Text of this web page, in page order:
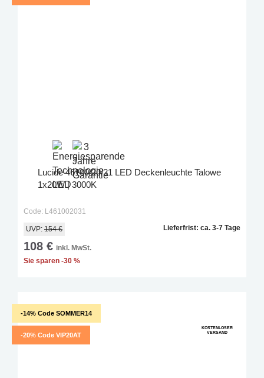
Lucide 46100/20/31 LED Deckenleuchte Talowe
1x20W | 3000K
Code: L461002031
UVP: 154 €
108 € inkl. MwSt.
Sie sparen -30 %
Lieferfrist: ca. 3-7 Tage
-14% Code SOMMER14
-20% Code VIP20AT
KOSTENLOSER
VERSAND